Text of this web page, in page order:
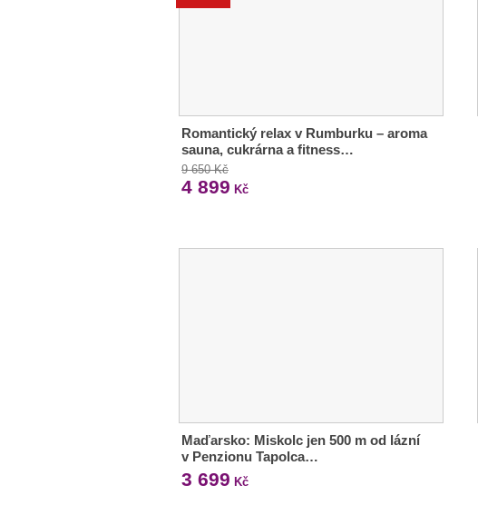
Romantický relax v Rumburku – aroma
sauna, cukrárna a fitness…
9 650 Kč
4 899 Kč
Maďarsko: Miskolc jen 500 m od lázní
v Penzionu Tapolca…
3 699 Kč